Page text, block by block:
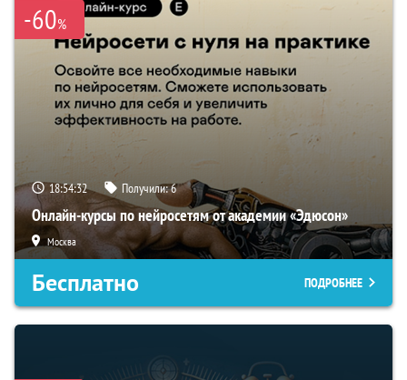
-60%
18:54:31 Получили:6
Онлайн-курсы по нейросетям от академии «Эдюсон»
Москва
Бесплатно ПОДРОБНЕЕ